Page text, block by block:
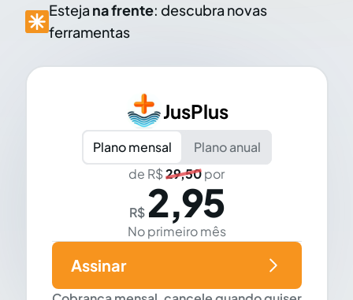
Esteja na frente: descubra novas
ferramentas
JusPlus
Plano mensal
Plano anual
de R$29,50por
R$ 2,95
No primeiro mês
Assinar